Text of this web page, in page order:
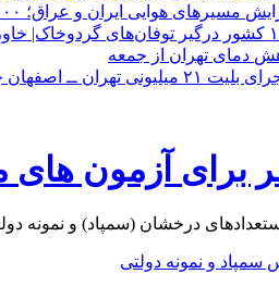
مسیرهای هوایی ایران و عراق؛ ۱۱۰۰ پرواز اربعین انجام شد
جهانی است
دمای تهران از جمعه
۲۱ میلیونی تهران ــ اصفهان چه بود؟